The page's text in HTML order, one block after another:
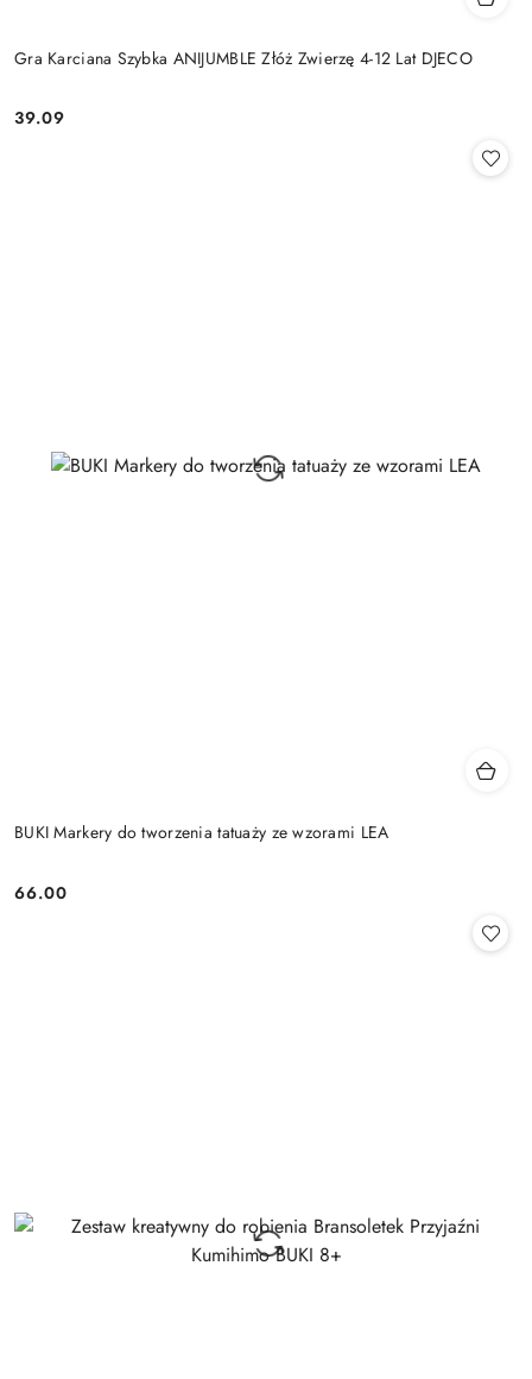
Gra Karciana Szybka ANIJUMBLE Złóż Zwierzę 4-12 Lat DJECO
Cena:
39.09
BUKI Markery do tworzenia tatuaży ze wzorami LEA
Cena:
66.00